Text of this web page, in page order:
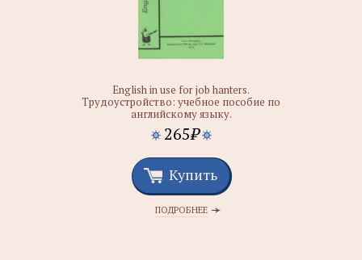
English in use for job hanters.
Трудоустройство: учебное пособие по
английскому языку.
265₽
Купить
ПОДРОБНЕЕ